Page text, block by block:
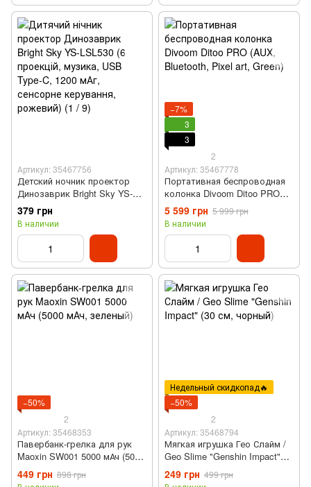
Артикул: 35467756
Детский ночник проектор
Динозаврик Bright Sky YS-
LSL530 (6 проекций, музыка,
USB Type-C, 1200 мАч,
сенсорное управления,
розовый)
379 грн
В наличии
−7%
3
3
2
Артикул: 35467778
Портативная беспроводная
колонка Divoom Ditoo PRO
(AUX, Bluetooth, Pixel art,
Green)
5 599 грн 5 999 грн
В наличии
−50%
2
Артикул: 35468353
Павербанк-грелка для рук
Maoxin SW001 5000 мАч (5000
мАч, зеленый)
449 грн 898 грн
Недельный скидкопад🔥
−50%
2
Артикул: 35468794
Мягкая игрушка Гео Слайм /
Geo Slime "Genshin Impact"
(30 см, чорный)
249 грн 499 грн